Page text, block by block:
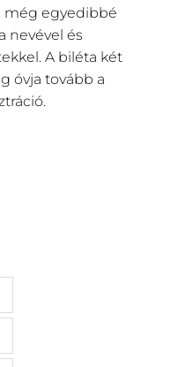
még egyedibbé
nevével és
A biléta két
óvja tovább a